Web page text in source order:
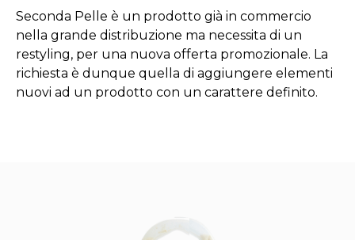
Seconda Pelle è un prodotto già in commercio
nella grande distribuzione ma necessita di un
restyling, per una nuova offerta promozionale. La
richiesta è dunque quella di aggiungere elementi
nuovi ad un prodotto con un carattere definito.